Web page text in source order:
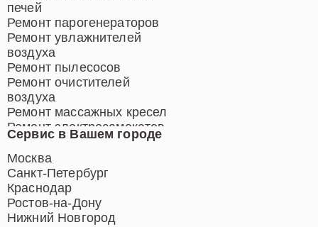
Сервис в Вашем городе
Москва
Санкт-Петербург
Краснодар
Ростов-на-Дону
Нижний Новгород
печей
Ремонт парогенераторов
Ремонт увлажнителей
воздуха
Ремонт пылесосов
Ремонт очистителей
воздуха
Ремонт массажных кресел
Ремонт электросамокатов
Ремонт индукционных плит
Ремонт роботов-пылесосов
Ремонт гладильных систем
Ремонт отпаривателей
Ремонт вертикальных
пылесосов